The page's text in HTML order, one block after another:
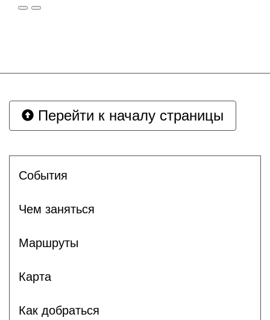
Перейти к началу страницы
Cобытия
Чем заняться
Маршруты
Карта
Как добраться